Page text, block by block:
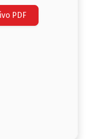
PDF